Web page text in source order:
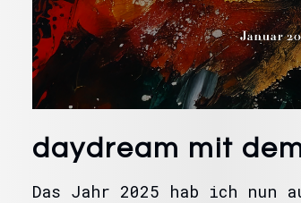
daydream mit
Das Jahr 2025 hab ich nun